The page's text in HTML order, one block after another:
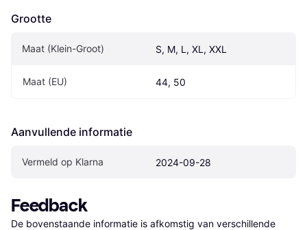
Grootte
Maat (Klein-Groot) S, M, L, XL, XXL
Maat (EU) 44, 50
Aanvullende informatie
Vermeld op Klarna 2024-09-28
Feedback
De bovenstaande informatie is afkomstig van verschillende